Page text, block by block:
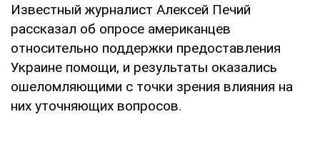
Известный журналист Алексей Печий
рассказал об опросе американцев
относительно поддержки предоставления
Украине помощи, и результаты оказались
ошеломляющими с точки зрения влияния на
них уточняющих вопросов.